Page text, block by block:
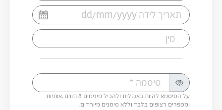
תאריך לידה
מין
סיסמה
על הסיסמא להיות באנגלית ולהכיל מינימום 8 תווים ,אותיות
ומספרים רצופים בלבד וללא סימנים מיוחדים.